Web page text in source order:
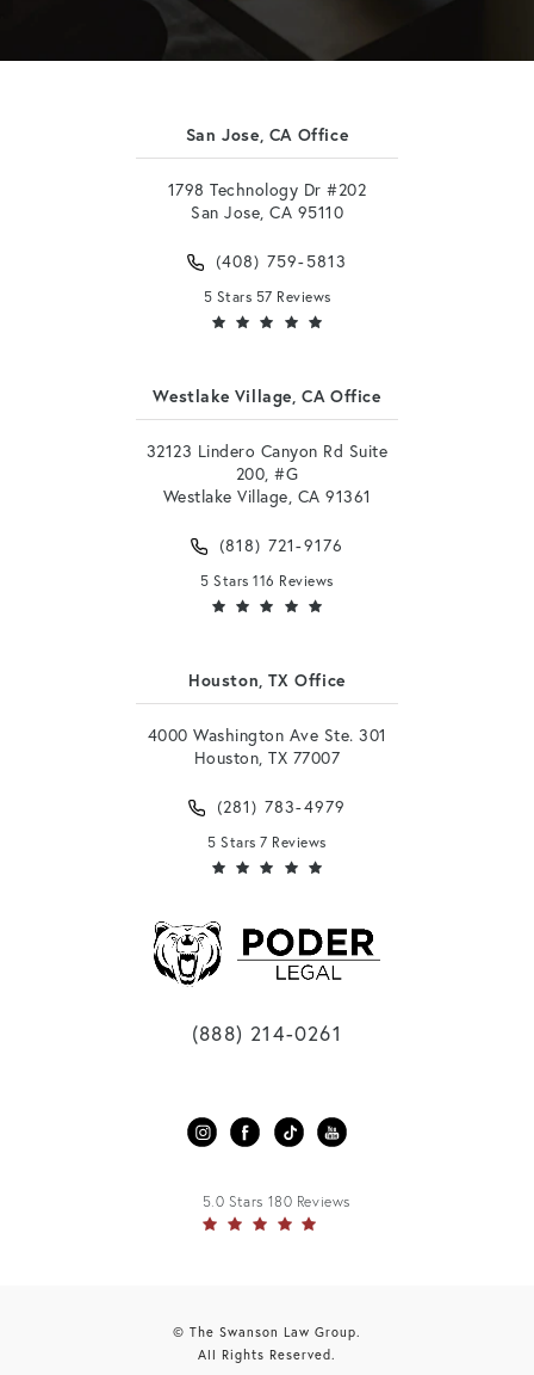
San Jose, CA Office
1798 Technology Dr #202
San Jose, CA 95110
(408) 759-5813
5 Stars 57 Reviews
Westlake Village, CA Office
32123 Lindero Canyon Rd Suite
200, #G
Westlake Village, CA 91361
(818) 721-9176
5 Stars 116 Reviews
Houston, TX Office
4000 Washington Ave Ste. 301
Houston, TX 77007
(281) 783-4979
5 Stars 7 Reviews
(888) 214-0261
5.0 Stars 180 Reviews
© The Swanson Law Group.
All Rights Reserved.